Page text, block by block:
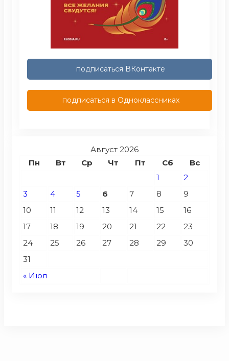
подписаться ВКонтакте
подписаться в Одноклассниках
Август 2026
Пн
Вт Ср Чт Пт Сб Вс
« Июл
1
2
3
4 5 6 7 8
9
10
11 12 13 14 15
16
17
18 19 20 21 22
23
24
25 26 27 28 29
30
31